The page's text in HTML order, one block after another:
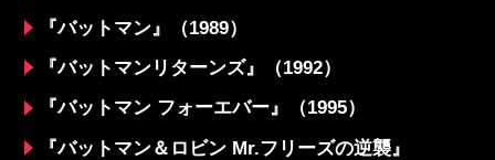
『バットマン』（1989）
『バットマンリターンズ』（1992）
『バットマン フォーエバー』（1995）
『バットマン＆ロビン Mr.フリーズの逆襲』